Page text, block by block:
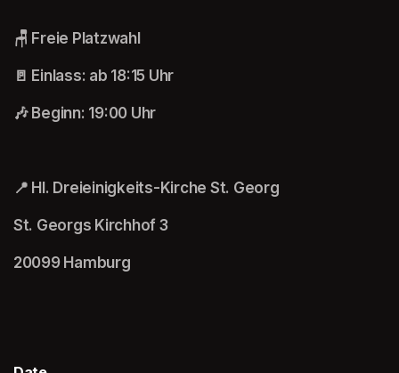
🪑 Freie Platzwahl
🚪 Einlass: ab 18:15 Uhr
🎶 Beginn: 19:00 Uhr
📍 Hl. Dreieinigkeits-Kirche St. Georg
St. Georgs Kirchhof 3
20099 Hamburg